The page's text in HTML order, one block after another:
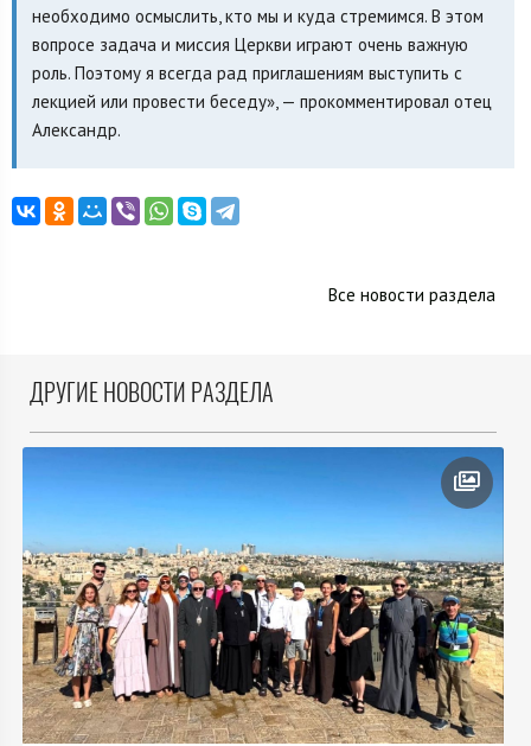
необходимо осмыслить, кто мы и куда стремимся. В этом
вопросе задача и миссия Церкви играют очень важную
роль. Поэтому я всегда рад приглашениям выступить с
лекцией или провести беседу», — прокомментировал отец
Александр.
Все новости раздела
ДРУГИЕ НОВОСТИ РАЗДЕЛА